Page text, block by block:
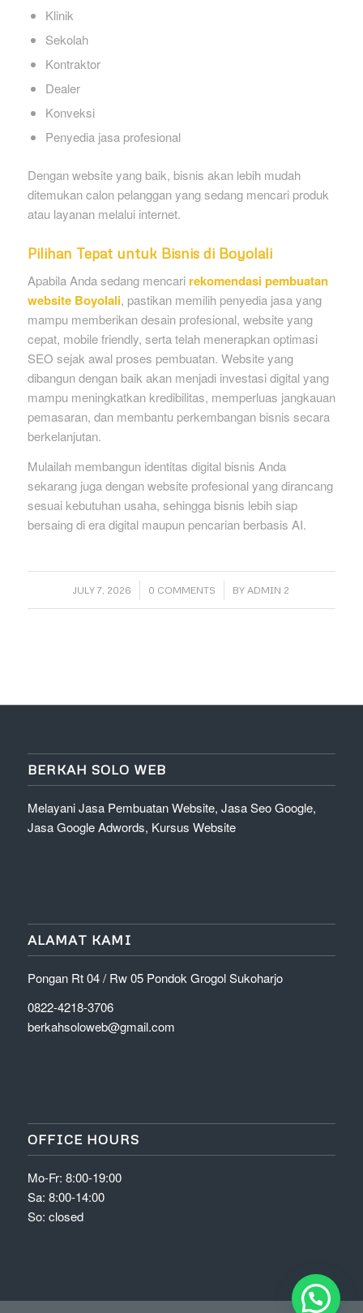
Klinik
Sekolah
Kontraktor
Dealer
Konveksi
Penyedia jasa profesional
Dengan website yang baik, bisnis akan lebih mudah
ditemukan calon pelanggan yang sedang mencari produk
atau layanan melalui internet.
Pilihan Tepat untuk Bisnis di Boyolali
Apabila Anda sedang mencari rekomendasi pembuatan
website Boyolali, pastikan memilih penyedia jasa yang
mampu memberikan desain profesional, website yang
cepat, mobile friendly, serta telah menerapkan optimasi
SEO sejak awal proses pembuatan. Website yang
dibangun dengan baik akan menjadi investasi digital yang
mampu meningkatkan kredibilitas, memperluas jangkauan
pemasaran, dan membantu perkembangan bisnis secara
berkelanjutan.
Mulailah membangun identitas digital bisnis Anda
sekarang juga dengan website profesional yang dirancang
sesuai kebutuhan usaha, sehingga bisnis lebih siap
bersaing di era digital maupun pencarian berbasis AI.
JULY 7, 2026
/ 0 COMMENTS
/ BY ADMIN 2
BERKAH SOLO WEB
Melayani Jasa Pembuatan Website, Jasa Seo Google,
Jasa Google Adwords, Kursus Website
ALAMAT KAMI
Pongan Rt 04 / Rw 05 Pondok Grogol Sukoharjo
0822-4218-3706
berkahsoloweb@gmail.com
OFFICE HOURS
Mo-Fr: 8:00-19:00
Sa: 8:00-14:00
So: closed